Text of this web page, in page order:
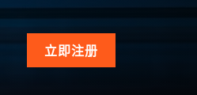
立即注册